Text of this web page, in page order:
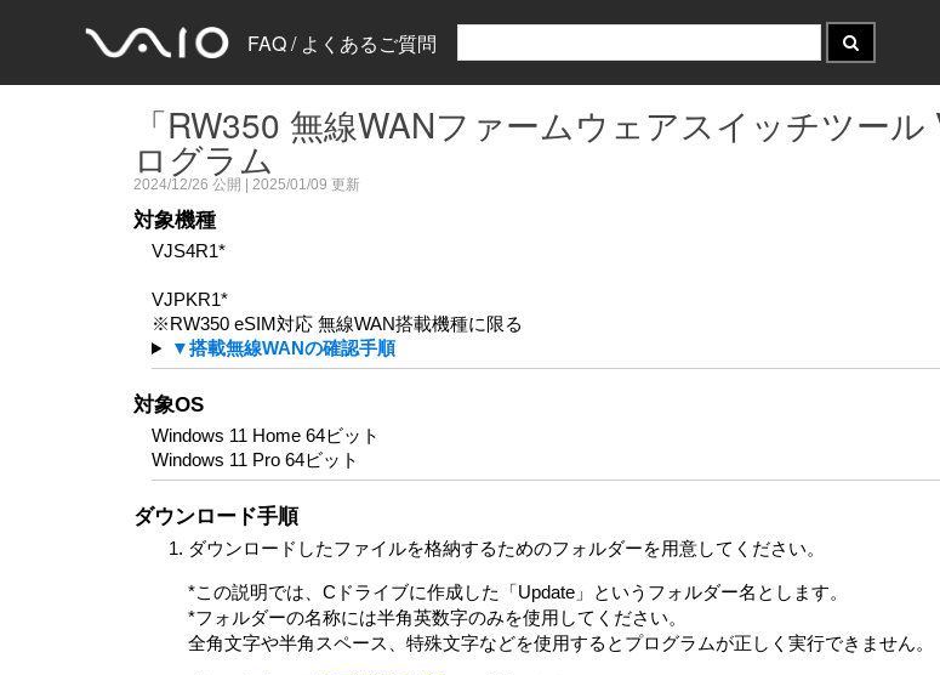
FAQ / よくあるご質問
「RW350 無線WANファームウェアスイッチツー
ログラム
2024/12/26 公開 | 2025/01/09 更新
対象機種
VJS4R1*
VJPKR1*
※RW350 eSIM対応 無線WAN搭載機種に限る
▼搭載無線WANの確認手順
対象OS
Windows 11 Home 64ビット
Windows 11 Pro 64ビット
ダウンロード手順
ダウンロードしたファイルを格納するためのフォルダーを用意してください。
*この説明では、Cドライブに作成した「Update」というフォルダー名とします。
*フォルダーの名称には半角英数字のみを使用してください。
全角文字や半角スペース、特殊文字などを使用するとプログラムが正しく実行できません。